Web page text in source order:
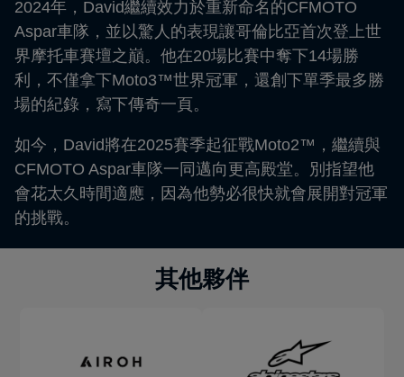
2024年，David繼續效力於重新命名的CFMOTO
Aspar車隊，並以驚人的表現讓哥倫比亞首次登上世
界摩托車賽壇之巔。他在20場比賽中奪下14場勝
利，不僅拿下Moto3™世界冠軍，還創下單季最多勝
場的紀錄，寫下傳奇一頁。
如今，David將在2025賽季起征戰Moto2™，繼續與
CFMOTO Aspar車隊一同邁向更高殿堂。別指望他
會花太久時間適應，因為他勢必很快就會展開對冠軍
的挑戰。
其他夥伴